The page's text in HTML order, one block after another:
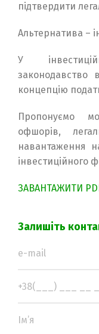
підтвердити
Альтернатива –
У
законодавство
концепцію
Пропонуємо
офшорів,
навантаження
інвестиційного
ЗАВАНТАЖИТИ
Залишіть